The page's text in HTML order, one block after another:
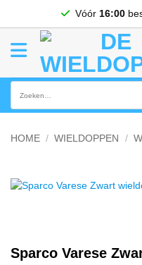
Vóór 16:00
HOME / WIELDOPPEN /
Sparco Varese